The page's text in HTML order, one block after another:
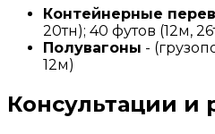
Контейнерные
20тн); 40 футов (12м,
Полувагоны -
12м)
Консультации и